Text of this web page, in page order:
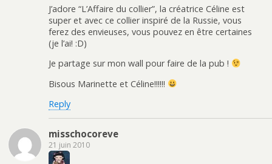
J’adore “L’Affaire du collier”, la créatrice Céline est
super et avec ce collier inspiré de la Russie, vous
ferez des envieuses, vous pouvez en être certaines
(je l’ai! :D)
Je partage sur mon wall pour faire de la pub !
Bisous Marinette et Céline!!!!!!
Reply
misschocoreve
21 juin 2010